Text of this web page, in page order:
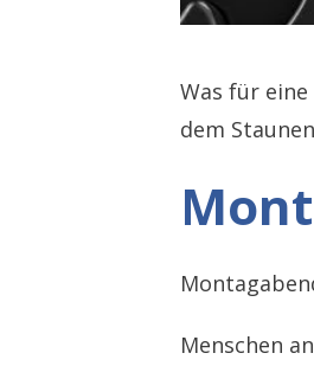
Was für
dem
Menschen